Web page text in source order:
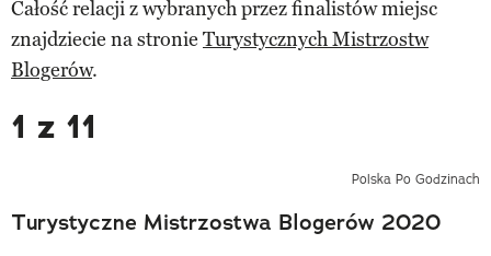
Całość relacji z wybranych przez finalistów miejsc
znajdziecie na stronie Turystycznych Mistrzostw
Blogerów.
1 z 11
Polska Po Godzinach
Turystyczne Mistrzostwa Blogerów 2020